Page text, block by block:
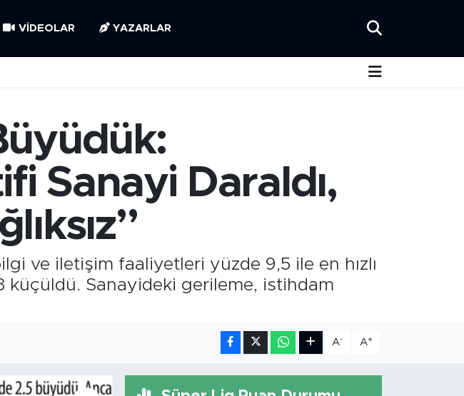
VIDEOLAR YAZARLAR
Sanayi Daraldı,
ve iletişim faaliyetleri yüzde 9,5 ile en hızlı
Sanayideki gerileme, istihdam
A- A+